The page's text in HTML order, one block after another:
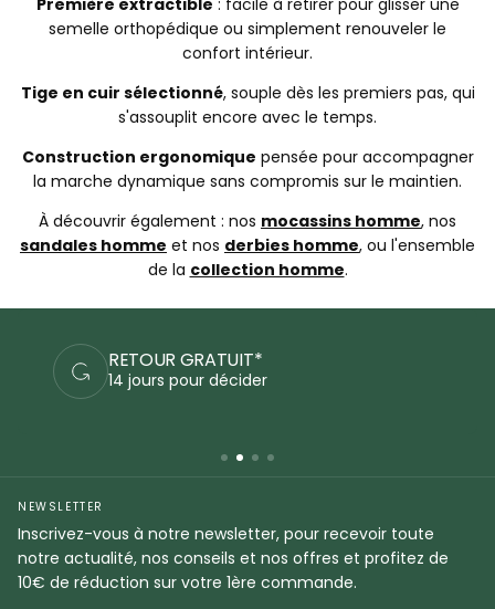
Première extractible : facile à retirer pour glisser une
semelle orthopédique ou simplement renouveler le
confort intérieur.
Tige en cuir sélectionné, souple dès les premiers pas, qui
s'assouplit encore avec le temps.
Construction ergonomique pensée pour accompagner
la marche dynamique sans compromis sur le maintien.
À découvrir également : nos mocassins homme, nos
sandales homme et nos derbies homme, ou l'ensemble
de la collection homme.
PAIEMENTS SÉCURISÉS
Commandez en sécurité
NEWSLETTER
Inscrivez-vous à notre newsletter, pour recevoir toute
notre actualité, nos conseils et nos offres et profitez de
10€ de réduction sur votre 1ère commande.